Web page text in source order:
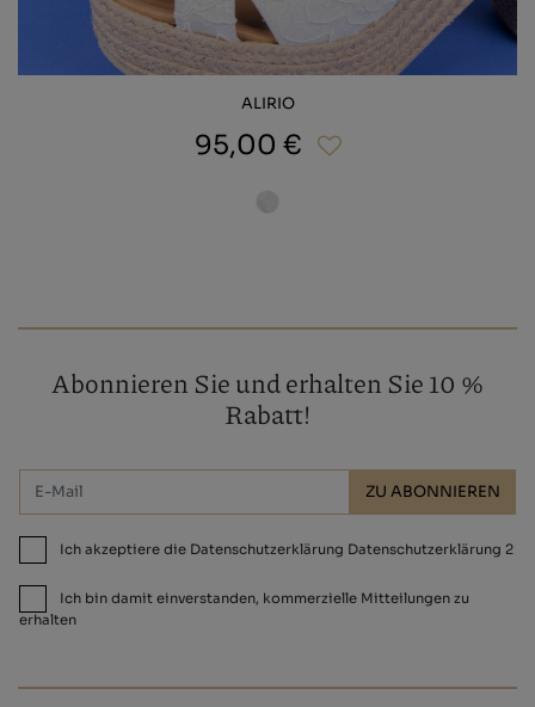
ALIRIO
95,00 €
Abonnieren Sie und erhalten Sie 10 %
Rabatt!
ZU ABONNIEREN
Ich akzeptiere die Datenschutzerklärung Datenschutzerklärung 2
Ich bin damit einverstanden, kommerzielle Mitteilungen zu
erhalten